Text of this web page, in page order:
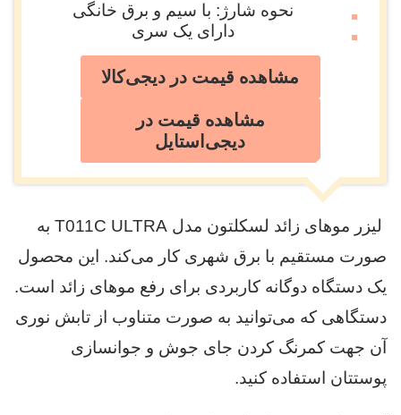
نحوه شارژ: با سیم و برق خانگی
دارای یک سری
مشاهده قیمت در دیجی‌کالا
مشاهده قیمت در
دیجی‌استایل
لیزر موهای زائد لسکلتون مدل T011C ULTRA به
صورت مستقیم با برق شهری کار می‌کند. این محصول
یک دستگاه دوگانه کاربردی برای رفع موهای زائد است.
دستگاهی که می‌توانید به صورت متناوب از تابش نوری
آن جهت کمرنگ کردن جای جوش و جوانسازی
پوستتان استفاده کنید.